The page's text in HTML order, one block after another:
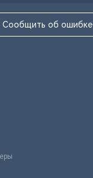
Сообщить об ошибке